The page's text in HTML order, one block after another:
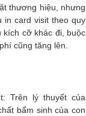
thương hiệu, nhưng
in card visit theo quy
kích cỡ khác đi, buộc
cũng tăng lên.
Trên lý thuyết của
bẩm sinh của con